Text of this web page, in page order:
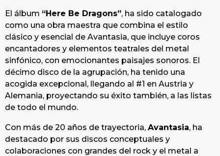
El álbum “Here Be Dragons”, ha sido catalogado
como una obra maestra que combina el estilo
clásico y esencial de Avantasia, que incluye coros
encantadores y elementos teatrales del metal
sinfónico, con emocionantes paisajes sonoros. El
décimo disco de la agrupación, ha tenido una
acogida excepcional, llegando al #1 en Austria y
Alemania, proyectando su éxito también, a las listas
de todo el mundo.
Con más de 20 años de trayectoria, Avantasia, ha
destacado por sus discos conceptuales y
colaboraciones con grandes del rock y el metal a